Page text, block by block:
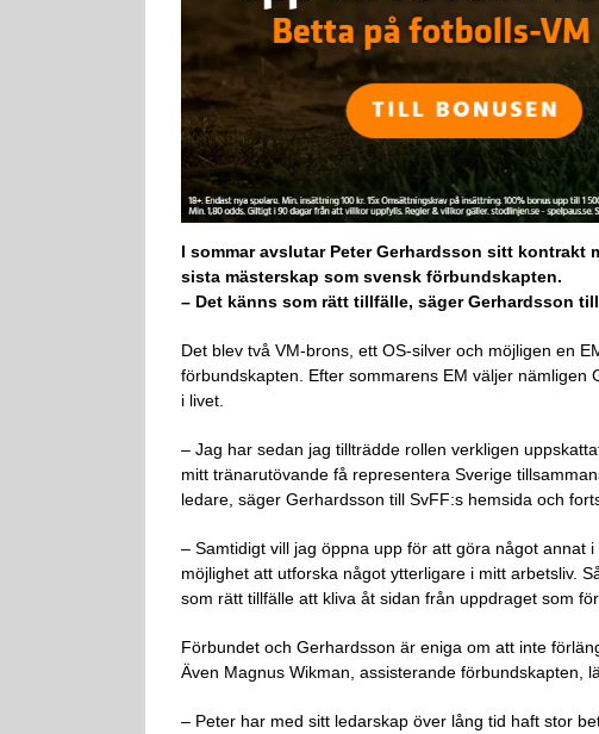
I sommar avslutar Peter Gerhardsson sitt
sista mästerskap som svensk förbundskapten.
– Det känns som rätt tillfälle, säger Gerhardsson
Det blev två VM-brons, ett OS-silver och möjligen en
förbundskapten. Efter sommarens EM väljer
i livet.
– Jag har sedan jag tillträdde rollen verkligen
mitt tränarutövande få representera Sverige
ledare, säger Gerhardsson till SvFF:s hemsida och
– Samtidigt vill jag öppna upp för att göra något annat
möjlighet att utforska något ytterligare i mitt arbetsliv.
som rätt tillfälle att kliva åt sidan från uppdraget som
Förbundet och Gerhardsson är eniga om att inte
Även Magnus Wikman, assisterande förbundskapten,
– Peter har med sitt ledarskap över lång tid haft stor